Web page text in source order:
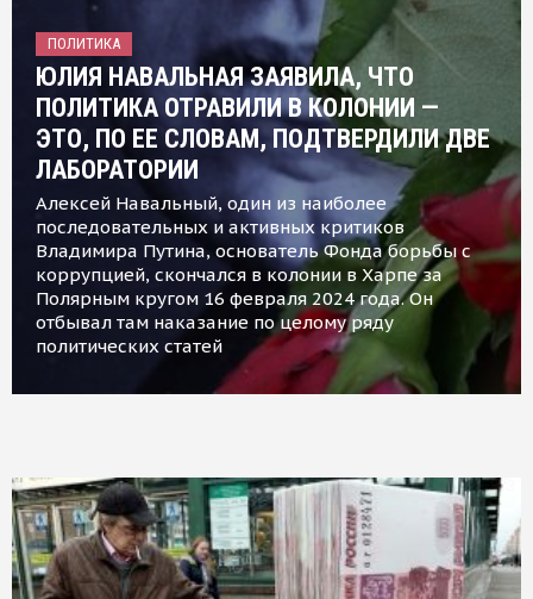
ПОЛИТИКА
ЮЛИЯ НАВАЛЬНАЯ ЗАЯВИЛА, ЧТО
ПОЛИТИКА ОТРАВИЛИ В КОЛОНИИ —
ЭТО, ПО ЕЕ СЛОВАМ, ПОДТВЕРДИЛИ ДВЕ
ЛАБОРАТОРИИ
Алексей Навальный, один из наиболее
последовательных и активных критиков
Владимира Путина, основатель Фонда борьбы с
коррупцией, скончался в колонии в Харпе за
Полярным кругом 16 февраля 2024 года. Он
отбывал там наказание по целому ряду
политических статей